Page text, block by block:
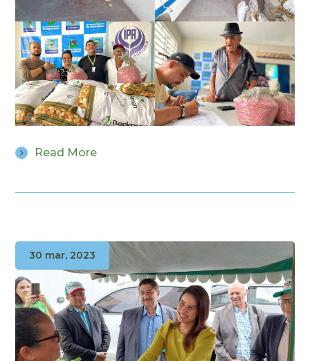
Read More
30 mar, 2023